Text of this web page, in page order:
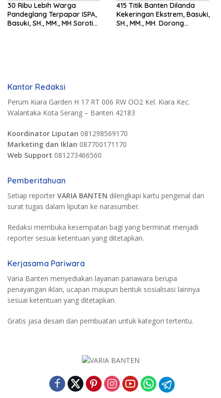
30 Ribu Lebih Warga
Pandeglang Terpapar ISPA,
Basuki, SH., MM., MH Soroti
415 Titik Banten Dilanda
Kekeringan Ekstrem, Basuki,
SH., MM., MH. Dorong
Kantor Redaksi
Perum Kiara Garden H 17 RT 006 RW OO2 Kel. Kiara Kec.
Walantaka Kota Serang – Banten 42183
Koordinator Liputan 081298569170
Marketing dan Iklan 087700171170
Web Support 081273466560
Pemberitahuan
Setiap reporter VARIA BANTEN dilengkapi kartu pengenal dan
surat tugas dalam liputan ke narasumber.
Redaksi membuka kesempatan bagi yang berminat menjadi
reporter sesuai ketentuan yang ditetapkan.
Kerjasama Pariwara
Varia Banten menyediakan layanan pariawara berupa
penayangan iklan, ucapan maupun bentuk sosialisasi lainnya
sesuai ketentuan yang ditetapkan.
Gratis jasa desain dan pembuatan untuk kategori tertentu.